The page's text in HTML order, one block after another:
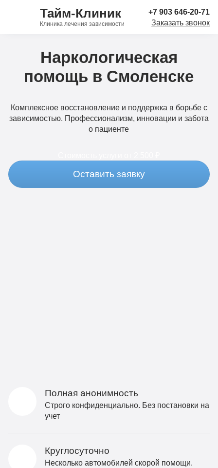
Тайм-Клиник
Клиника лечения зависимости
+7 903 646-20-71
Заказать звонок
Наркологическая
помощь в Смоленске
Комплексное восстановление и поддержка в борьбе с
зависимостью. Профессионализм, инновации и забота
о пациенте
Оставить заявку
Полная анонимность
Строго конфиденциально. Без постановки на
учет
Круглосуточно
Несколько автомобилей скорой помощи.